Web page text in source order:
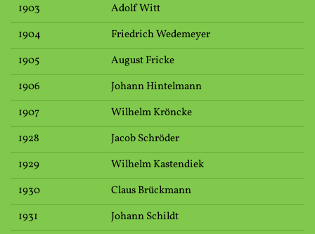
1903
Adolf Witt
1904
Friedrich Wedemeyer
1905
August Fricke
1906
Johann Hintelmann
1907
Wilhelm Kröncke
1928
Jacob Schröder
1929
Wilhelm Kastendiek
1930
Claus Brückmann
1931
Johann Schildt